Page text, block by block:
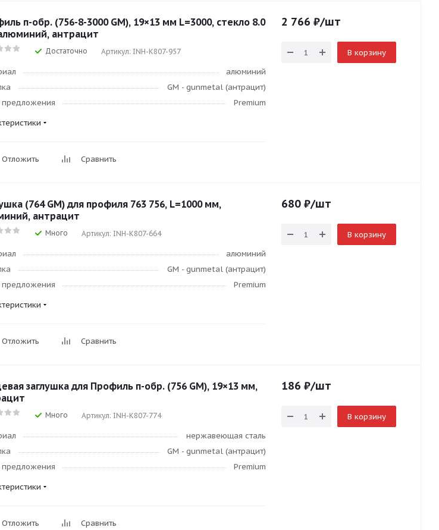
п-обр. (756-8-3000 GM), 19×13 мм L=3000, стекло 8.0
антрацит
Достаточно Артикул: INH-K807-957
алюминий
GM - gunmetal (антрацит)
Premium
Отложить Сравнить
2 766 ₽/шт
В корзину
(764 GM) для профиля 763 756, L=1000 мм,
антрацит
Много Артикул: INH-K807-664
алюминий
GM - gunmetal (антрацит)
Premium
Отложить Сравнить
680 ₽/шт
В корзину
заглушка для Профиль п-обр. (756 GM), 19×13 мм,
Много Артикул: INH-K807-774
нержавеющая сталь
GM - gunmetal (антрацит)
Premium
Отложить Сравнить
186 ₽/шт
В корзину